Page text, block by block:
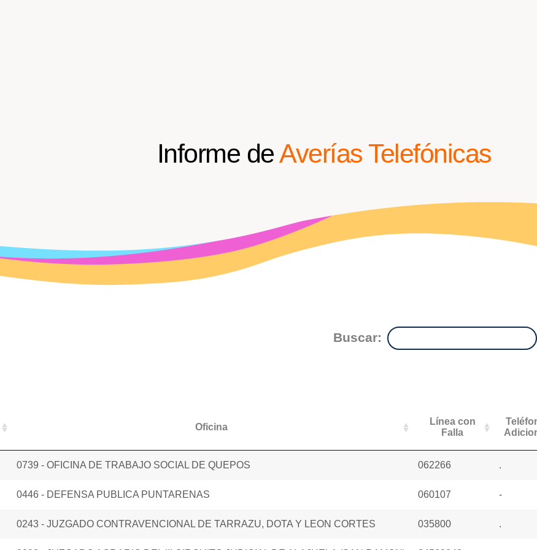
Informe de Averías Telefónicas
Buscar:
Oficina
Línea con
Falla
0739 - OFICINA DE TRABAJO SOCIAL DE QUEPOS 062266 .
0446 - DEFENSA PUBLICA PUNTARENAS 060107 -
0243 - JUZGADO CONTRAVENCIONAL DE TARRAZU, DOTA Y LEON CORTES 035800 .